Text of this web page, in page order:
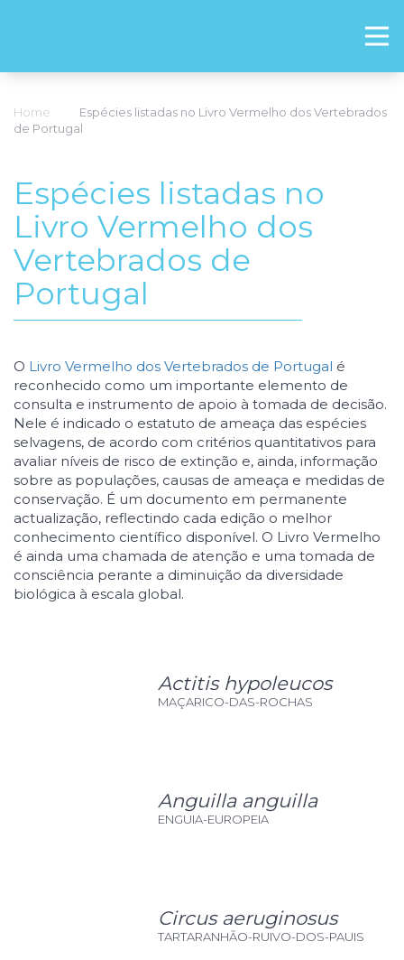
Home
Espécies listadas no Livro Vermelho dos Vertebrados
de Portugal
Espécies listadas no
Livro Vermelho dos
Vertebrados de
Portugal
O Livro Vermelho dos Vertebrados de Portugal é
reconhecido como um importante elemento de
consulta e instrumento de apoio à tomada de decisão.
Nele é indicado o estatuto de ameaça das espécies
selvagens, de acordo com critérios quantitativos para
avaliar níveis de risco de extinção e, ainda, informação
sobre as populações, causas de ameaça e medidas de
conservação. É um documento em permanente
actualização, reflectindo cada edição o melhor
conhecimento científico disponível. O Livro Vermelho
é ainda uma chamada de atenção e uma tomada de
consciência perante a diminuição da diversidade
biológica à escala global.
Actitis hypoleucos
MAÇARICO-DAS-ROCHAS
Anguilla anguilla
ENGUIA-EUROPEIA
Circus aeruginosus
TARTARANHÃO-RUIVO-DOS-PAUIS